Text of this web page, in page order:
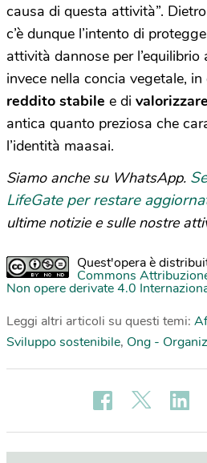
causa di questa attività”.
c’è dunque l’intento di
attività dannose per
invece nella concia vegetale,
reddito stabile e di
antica quanto preziosa che
l’identità maasai.
Siamo anche su WhatsApp.
LifeGate per restare
ultime notizie e sulle nostre
Quest'opera è
Commons
Non opere derivate 4.0
Leggi altri articoli su questi temi:
Sviluppo sostenibile, Ong -